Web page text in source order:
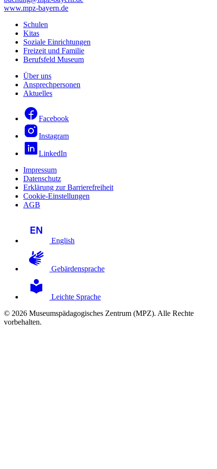
www.mpz-bayern.de
Schulen
Kitas
Soziale Einrichtungen
Freizeit und Familie
Berufsfeld Museum
Über uns
Ansprechpersonen
Aktuelles
Facebook
Instagram
LinkedIn
Impressum
Datenschutz
Erklärung zur Barrierefreiheit
Cookie-Einstellungen
AGB
English
Gebärdensprache
Leichte Sprache
© 2026 Museumspädagogisches Zentrum (MPZ). Alle Rechte
vorbehalten.